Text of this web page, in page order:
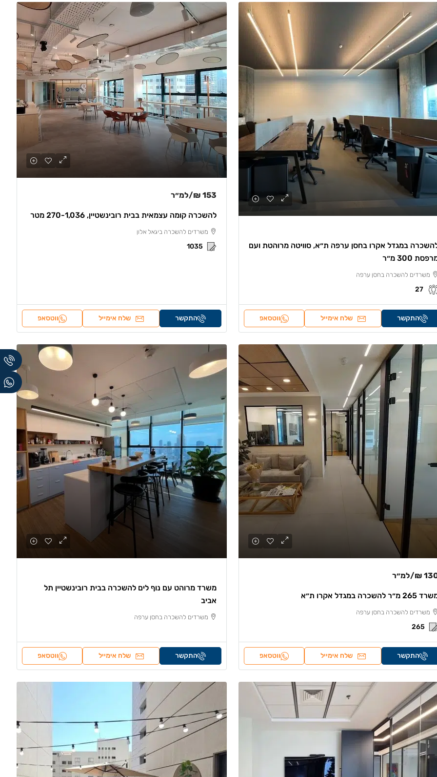
במגדל אקרו בחסן ערפה ת״א, סוויטה מרוהטת ועם
300 מ״ר
משרדים להשכרה בחסן ערפה
27
התקשר שלח אימייל ווטסאפ
153 ₪ /למ״ר
להשכרה קומה עצמאית בבית רובינשטיין, 270-1,036 מטר
משרדים להשכרה ביגאל אלון
1035
התקשר שלח אימייל ווטסאפ
130 /למ״ר
מ״ר להשכרה במגדל אקרו ת״א
משרדים להשכרה בחסן ערפה
265
התקשר שלח אימייל ווטסאפ
משרד מרוהט עם נוף לים להשכרה בבית רובינשטיין תל
אביב
משרדים להשכרה בחסן ערפה
התקשר שלח אימייל ווטסאפ